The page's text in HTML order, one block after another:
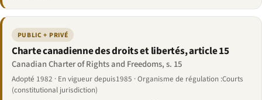
PUBLIC + PRIVÉ
Charte canadienne des droits et libertés, article 15
Canadian Charter of Rights and Freedoms, s. 15
Adopté 1982 · En vigueur depuis1985 · Organisme de régulation :Courts
(constitutional jurisdiction)